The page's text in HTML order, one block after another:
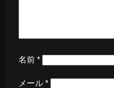
名前 *
メール *